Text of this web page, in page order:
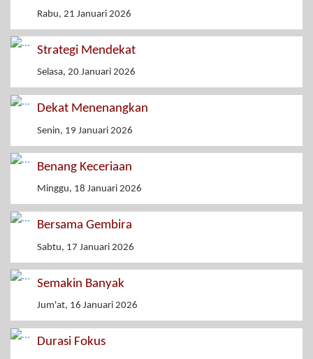
Rabu, 21 Januari 2026
Strategi Mendekat
Selasa, 20 Januari 2026
Dekat Menenangkan
Senin, 19 Januari 2026
Benang Keceriaan
Minggu, 18 Januari 2026
Bersama Gembira
Sabtu, 17 Januari 2026
Semakin Banyak
Jum'at, 16 Januari 2026
Durasi Fokus